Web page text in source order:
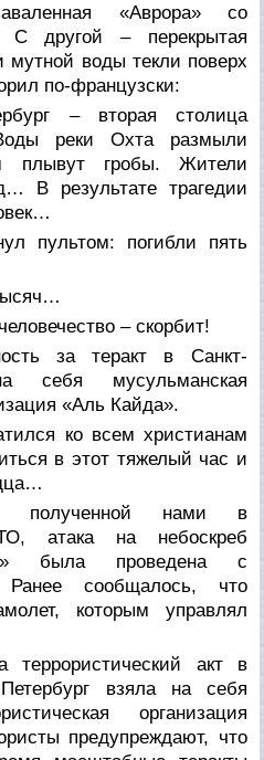
«Аврора» со
С другой – перекрытая
воды текли поверх
по-французски:
– вторая столица
реки Охта размыли
плывут гробы. Жители
В результате трагедии
пультом: погибли пять
– скорбит!
за теракт в Санкт-
себя мусульманская
«Аль Кайда».
ко всем христианам
в этот тяжелый час и
полученной нами в
атака на небоскреб
была проведена с
Ранее сообщалось, что
которым управлял
террористический акт в
взяла на себя
организация
предупреждают, что